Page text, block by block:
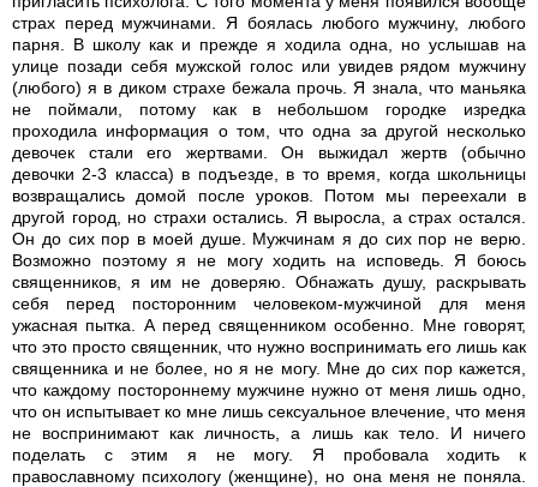
страх перед мужчинами. Я боялась любого мужчину, любого
парня. В школу как и прежде я ходила одна, но услышав на
улице позади себя мужской голос или увидев рядом мужчину
(любого) я в диком страхе бежала прочь. Я знала, что маньяка
не поймали, потому как в небольшом городке изредка
проходила информация о том, что одна за другой несколько
девочек стали его жертвами. Он выжидал жертв (обычно
девочки 2-3 класса) в подъезде, в то время, когда школьницы
возвращались домой после уроков. Потом мы переехали в
другой город, но страхи остались. Я выросла, а страх остался.
Он до сих пор в моей душе. Мужчинам я до сих пор не верю.
Возможно поэтому я не могу ходить на исповедь. Я боюсь
священников, я им не доверяю. Обнажать душу, раскрывать
себя перед посторонним человеком-мужчиной для меня
ужасная пытка. А перед священником особенно. Мне говорят,
что это просто священник, что нужно воспринимать его лишь как
священника и не более, но я не могу. Мне до сих пор кажется,
что каждому постороннему мужчине нужно от меня лишь одно,
что он испытывает ко мне лишь сексуальное влечение, что меня
не воспринимают как личность, а лишь как тело. И ничего
поделать с этим я не могу. Я пробовала ходить к
православному психологу (женщине), но она меня не поняла.